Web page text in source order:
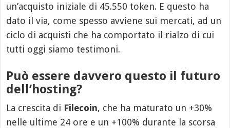
un’acquisto iniziale di 45.550 token. E questo ha
dato il via, come spesso avviene sui mercati, ad un
ciclo di acquisti che ha comportato il rialzo di cui
tutti oggi siamo testimoni.
Può essere davvero questo il futuro
dell’hosting?
La crescita di Filecoin, che ha maturato un +30%
nelle ultime 24 ore e un +100% durante la scorsa